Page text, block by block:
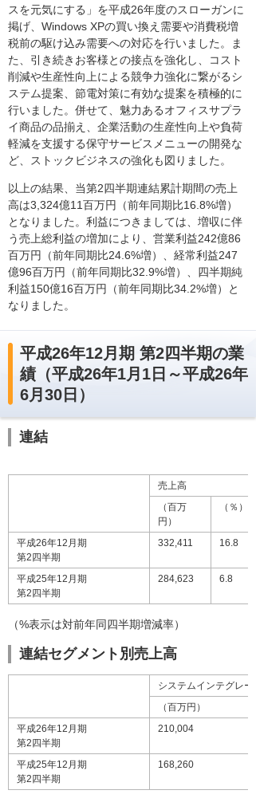
スを元気にする」を平成26年度のスローガンに
掲げ、Windows XPの買い換え需要や消費税増
税前の駆け込み需要への対応を行いました。ま
た、引き続きお客様との接点を強化し、コスト
削減や生産性向上による競争力強化に繋がるシ
ステム提案、節電対策に有効な提案を積極的に
行いました。併せて、魅力あるオフィスサプラ
イ商品の品揃え、企業活動の生産性向上や負荷
軽減を支援する保守サービスメニューの開発な
ど、ストックビジネスの強化も図りました。
以上の結果、当第2四半期連結累計期間の売上
高は3,324億11百万円（前年同期比16.8%増）
となりました。利益につきましては、増収に伴
う売上総利益の増加により、営業利益242億86
百万円（前年同期比24.6%増）、経常利益247
億96百万円（前年同期比32.9%増）、四半期純
利益150億16百万円（前年同期比34.2%増）と
なりました。
平成26年12月期 第2四半期の業
績（平成26年1月1日～平成26年
6月30日）
連結
売上高
（百万
円）
（％）
平成26年12月期
第2四半期
332,411 16.8
平成25年12月期
第2四半期
284,623 6.8
（%表示は対前年同四半期増減率）
連結セグメント別売上高
システムインテグレー
（百万円）
平成26年12月期
第2四半期
210,004
平成25年12月期
第2四半期
168,260